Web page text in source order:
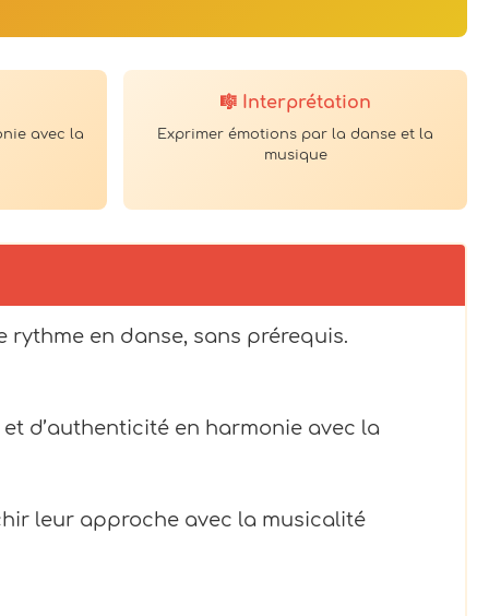
avec la
🎼 Interprétation
Exprimer émotions par la danse et la
musique
en danse, sans prérequis.
d’authenticité en harmonie avec la
leur approche avec la musicalité